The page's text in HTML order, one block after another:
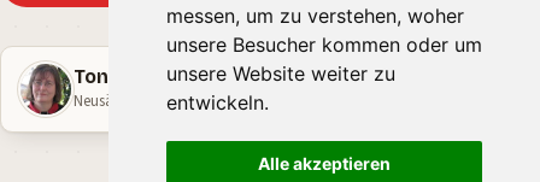
messen, um zu verstehen, woher
unsere Besucher kommen oder um
unsere Website weiter zu
entwickeln.
Alle akzeptieren
Tonschmiede zur Römerin
Neusäss · Bayern